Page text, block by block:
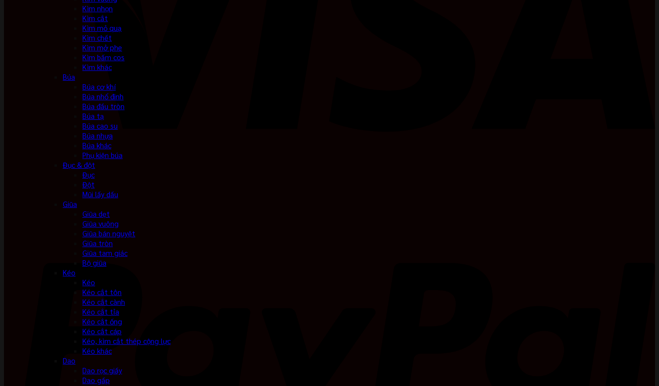
Kìm nhọn
Kìm cắt
Kìm mỏ quạ
Kìm chết
Kìm mở phe
Kìm bấm cos
Kìm khác
Búa
Búa cơ khí
Búa nhổ đinh
Búa đầu tròn
Búa tạ
Búa cao su
Búa nhựa
Búa khác
Phụ kiện búa
Đục & đột
Đục
Đột
Mũi lấy dấu
Giũa
Giũa dẹt
Giũa vuông
Giũa bán nguyệt
Giũa tròn
Giũa tam giác
Bộ giũa
Kéo
Kéo
Kéo cắt tôn
Kéo cắt cành
Kéo cắt tỉa
Kéo cắt ống
Kéo cắt cáp
Kéo, kìm cắt thép cộng lực
Kéo khác
Dao
Dao rọc giấy
Dao gấp